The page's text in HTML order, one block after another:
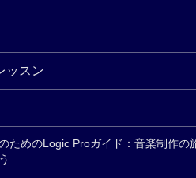
ッスン
ためのLogic Proガイド：音楽制作の